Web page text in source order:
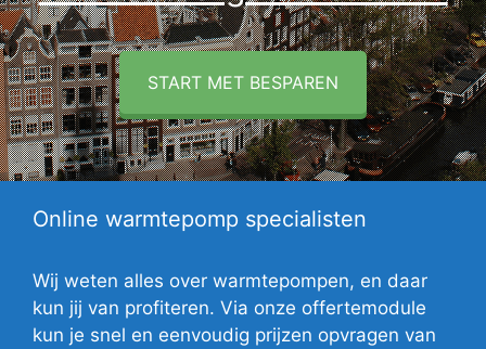
START MET BESPAREN
Online warmtepomp specialisten
Wij weten alles over warmtepompen, en daar
kun jij van profiteren. Via onze offertemodule
kun je snel en eenvoudig prijzen opvragen van